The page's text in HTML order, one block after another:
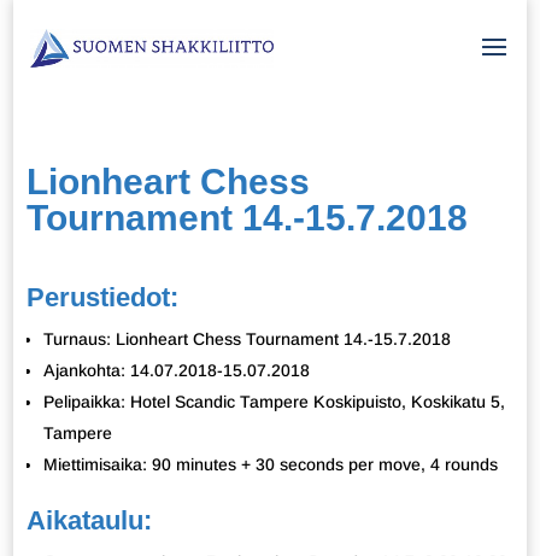
Lionheart Chess
Tournament 14.-15.7.2018
Perustiedot:
Turnaus: Lionheart Chess Tournament 14.-15.7.2018
Ajankohta: 14.07.2018-15.07.2018
Pelipaikka: Hotel Scandic Tampere Koskipuisto, Koskikatu 5,
Tampere
Miettimisaika: 90 minutes + 30 seconds per move, 4 rounds
Aikataulu: